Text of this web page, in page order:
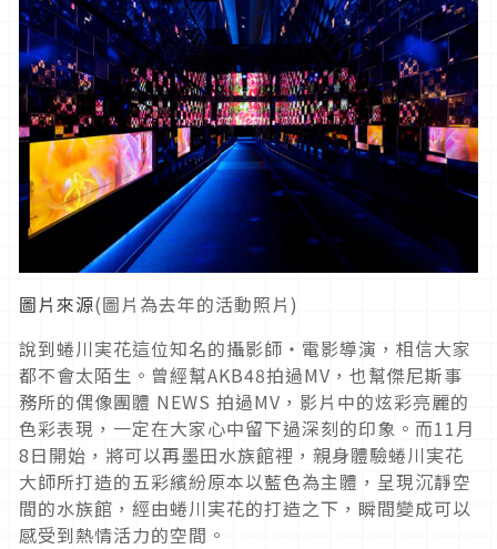
圖片來源(圖片為去年的活動照片)
說到蜷川実花這位知名的攝影師‧電影導演，相信大家
都不會太陌生。曾經幫AKB48拍過MV，也幫傑尼斯事
務所的偶像團體 NEWS 拍過MV，影片中的炫彩亮麗的
色彩表現，一定在大家心中留下過深刻的印象。而11月
8日開始，將可以再墨田水族館裡，親身體驗蜷川実花
大師所打造的五彩繽紛原本以藍色為主體，呈現沉靜空
間的水族館，經由蜷川実花的打造之下，瞬間變成可以
感受到熱情活力的空間。